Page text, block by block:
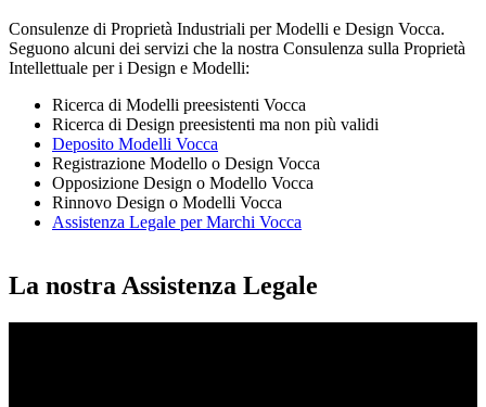
Consulenze di Proprietà Industriali per Modelli e Design Vocca.
Seguono alcuni dei servizi che la nostra Consulenza sulla Proprietà
Intellettuale per i Design e Modelli:
Ricerca di Modelli preesistenti Vocca
Ricerca di Design preesistenti ma non più validi
Deposito Modelli Vocca
Registrazione Modello o Design Vocca
Opposizione Design o Modello Vocca
Rinnovo Design o Modelli Vocca
Assistenza Legale per Marchi Vocca
La nostra Assistenza Legale